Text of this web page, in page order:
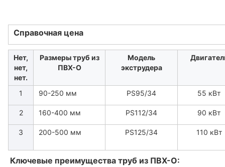
Справочная цена
Нет,
нет,
нет.
Размеры труб из
ПВХ-О
Модель
экструдера
1 90-250 мм PS95/34 55 кВт
2 160-400 мм PS112/34 90 кВт
3 200-500 мм PS125/34 110 кВт
Ключевые преимущества труб из ПВХ-О: